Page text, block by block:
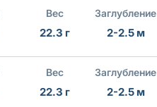
Вес
22.3 г
Заглубление
2-2.5 м
Вес
22.3 г
Заглубление
2-2.5 м